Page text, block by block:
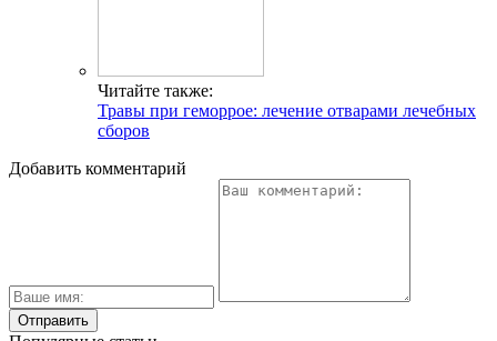
Читайте также:
Травы при геморрое: лечение отварами лечебных
сборов
Добавить комментарий